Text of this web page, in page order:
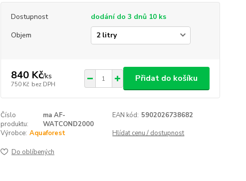
Dostupnost
dodání do 3 dnů 10 ks
Objem
840 Kč/ks
750 Kč bez DPH
Přidat do košíku
Číslo
produktu:
ma AF-
WATCOND2000
EAN kód: 5902026738682
Výrobce: Aquaforest Hlídat cenu / dostupnost
Do oblíbených